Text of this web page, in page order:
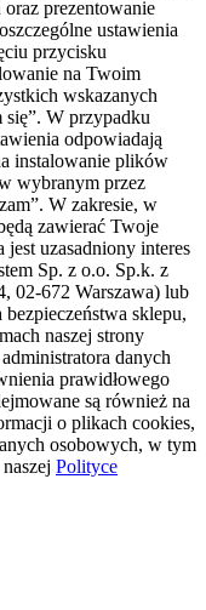
prezentowanie
ustawienia
przycisku
na Twoim
wskazanych
W przypadku
odpowiadają
instalowanie plików
wybranym przez
W zakresie, w
zawierać Twoje
jest uzasadniony interes
Sp. z o.o. Sp.k. z
02-672 Warszawa) lub
sklepu,
naszej strony
danych
prawidłowego
są również na
o plikach cookies,
osobowych, w tym
Polityce